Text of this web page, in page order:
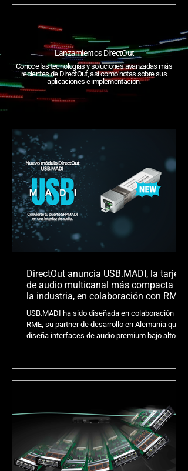
decisivo en su estrategia por fortalecer su
Live & Touring en la región.
Lanzamientos DirectOut
Conoce las tecnologías y soluciones avanzadas más
recientes de DirectOut, así como notas sobre sus
aplicaciones e implementación.
DirectOut anuncia USB.MADI, la tarjeta
de audio multicanal más compacta de
la industria, en colaboración con RME
USB.MADI ha sido diseñada en colaboración con
RME, su partner de desarrollo en Alemania que
diseña interfaces de audio premium bajo altos
inquebrantable en la calidad del audio. USB.MADI
es una interfaz de audio introducida en un
más compacta de la industria. Se puede instalar
directamente en cualqu